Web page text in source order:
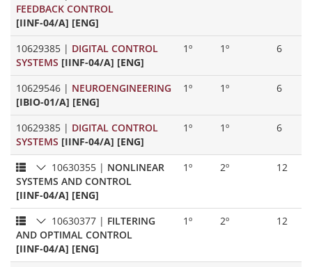
FEEDBACK CONTROL
[IINF-04/A] [ENG]
10629385 | DIGITAL CONTROL
SYSTEMS [IINF-04/A] [ENG]
1º 1º 6
10629546 | NEUROENGINEERING
[IBIO-01/A] [ENG]
1º 1º 6
10629385 | DIGITAL CONTROL
SYSTEMS [IINF-04/A] [ENG]
1º 1º 6
10630355 | NONLINEAR
SYSTEMS AND CONTROL
[IINF-04/A] [ENG]
1º 2º 12
10630377 | FILTERING
AND OPTIMAL CONTROL
[IINF-04/A] [ENG]
1º 2º 12